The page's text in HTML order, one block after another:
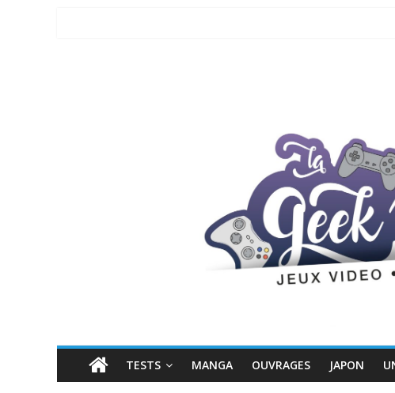
TESTS MANGA OUVRAGES JAPON